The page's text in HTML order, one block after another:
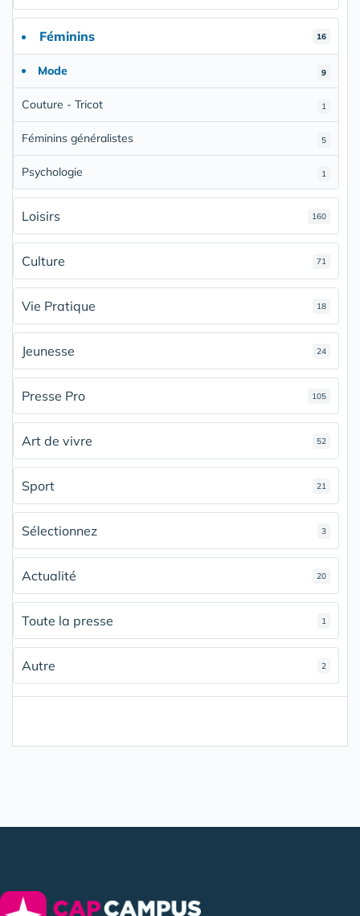
Féminins 16
Mode 9
Couture - Tricot 1
Féminins généralistes 5
Psychologie 1
Loisirs 160
Culture 71
Vie Pratique 18
Jeunesse 24
Presse Pro 105
Art de vivre 52
Sport 21
Sélectionnez 3
Actualité 20
Toute la presse 1
Autre 2